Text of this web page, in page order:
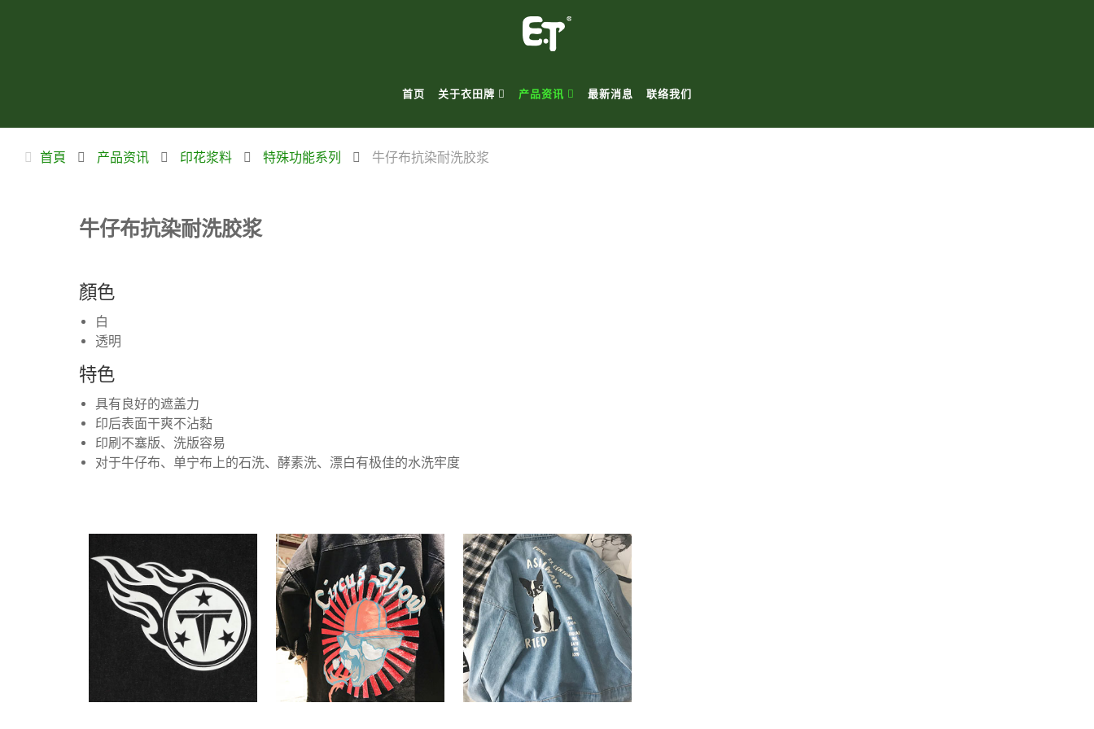
首页 关于衣田牌 产品资讯 最新消息 联络我们
首頁 产品资讯 印花浆料 特殊功能系列 牛仔布抗染耐洗胶浆
牛仔布抗染耐洗胶浆
顏色
白
透明
特色
具有良好的遮盖力
印后表面干爽不沾黏
印刷不塞版、洗版容易
对于牛仔布、单宁布上的石洗、酵素洗、漂白有极佳的水洗牢度